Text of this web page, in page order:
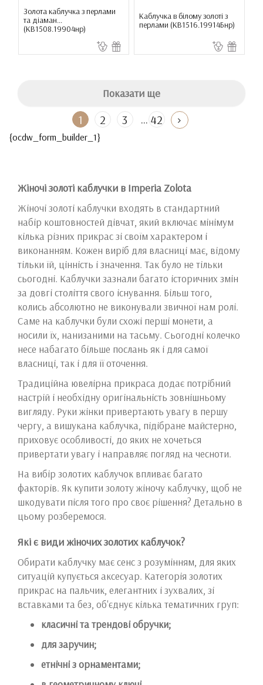
Золота каблучка з перлами
та діаман...
(КВ1508.19904нр)
Каблучка в білому золоті з
перлами (КВ1516.19914Бнр)
Показати ще
1 2 3 ... 42
{ocdw_form_builder_1}
Жіночі золоті каблучки в Imperia Zolota
Жіночі золоті каблучки входять в стандартний
набір коштовностей дівчат, який включає мінімум
кілька різних прикрас зі своїм характером і
виконанням. Кожен виріб для власниці має, відому
тільки їй, цінність і значення. Так було не тільки
сьогодні. Каблучки зазнали багато історичних змін
за довгі століття свого існування. Більш того,
колись абсолютно не виконували звичної нам ролі.
Саме на каблучки були схожі перші монети, а
носили їх, нанизаними на тасьму. Сьогодні колечко
несе набагато більше послань як і для самої
власниці, так і для її оточення.
Традиційна ювелірна прикраса додає потрібний
настрій і необхідну оригінальність зовнішньому
вигляду. Руки жінки привертають увагу в першу
чергу, а вишукана каблучка, підібране майстерно,
приховує особливості, до яких не хочеться
привертати увагу і направляє погляд на чесноти.
На вибір золотих каблучок впливає багато
факторів. Як купити золоту жіночу каблучку, щоб не
шкодувати після того про своє рішення? Детально в
цьому розберемося.
Які є види жіночих золотих каблучок?
Обирати каблучку має сенс з розумінням, для яких
ситуацій купується аксесуар. Категорія золотих
прикрас на пальчик, елегантних і зухвалих, зі
вставками та без, об'єднує кілька тематичних груп:
класичні та трендові обручки;
для заручин;
етнічні з орнаментами;